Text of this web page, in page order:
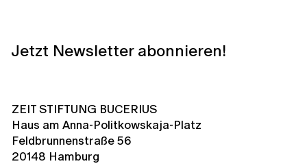
Jetzt Newsletter abonnieren!
ZEIT STIFTUNG BUCERIUS
Haus am Anna-Politkowskaja-Platz
Feldbrunnenstraße 56
20148 Hamburg